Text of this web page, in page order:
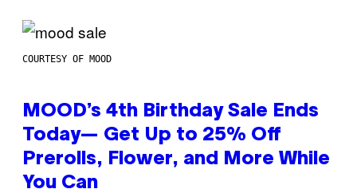
COURTESY OF MOOD
MOOD’s 4th Birthday Sale Ends
Today— Get Up to 25% Off
Prerolls, Flower, and More While
You Can